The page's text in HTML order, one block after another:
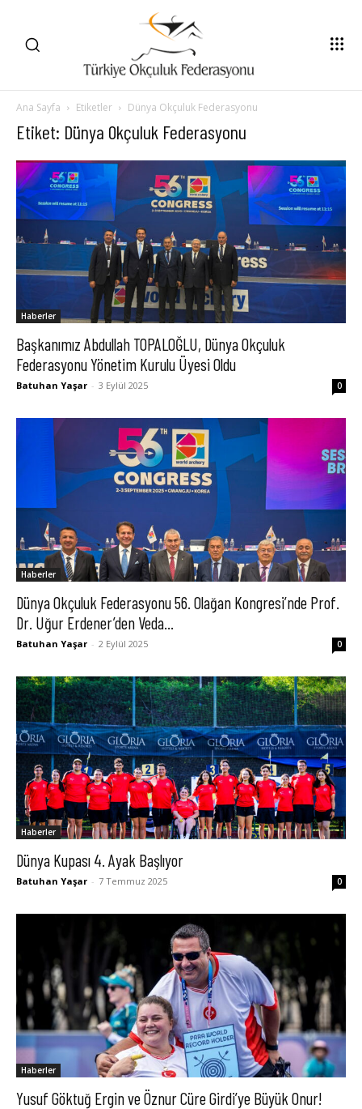
Ana Sayfa Etiketler Dünya Okçuluk Federasyonu
Etiket: Dünya Okçuluk Federasyonu
Haberler
Başkanımız Abdullah TOPALOĞLU, Dünya Okçuluk
Federasyonu Yönetim Kurulu Üyesi Oldu
Batuhan Yaşar - 3 Eylül 2025 0
Haberler
Dünya Okçuluk Federasyonu 56. Olağan Kongresi’nde Prof.
Dr. Uğur Erdener’den Veda...
Batuhan Yaşar - 2 Eylül 2025 0
Haberler
Dünya Kupası 4. Ayak Başlıyor
Batuhan Yaşar - 7 Temmuz 2025 0
Haberler
Yusuf Göktuğ Ergin ve Öznur Cüre Girdi’ye Büyük Onur!